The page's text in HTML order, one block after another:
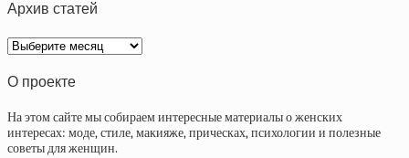
Архив статей
Архив
статей
О проекте
На этом сайте мы собираем интересные материалы о женских
интересах: моде, стиле, макияже, прическах, психологии и полезные
советы для женщин.